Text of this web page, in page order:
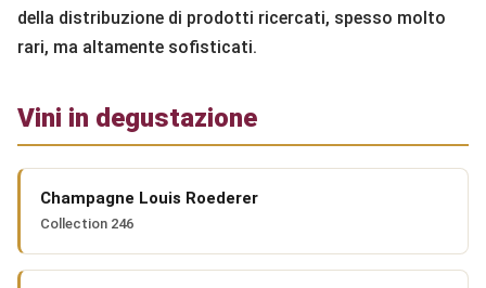
della distribuzione di prodotti ricercati, spesso molto
rari, ma altamente sofisticati.
Vini in degustazione
Champagne Louis Roederer
Collection 246